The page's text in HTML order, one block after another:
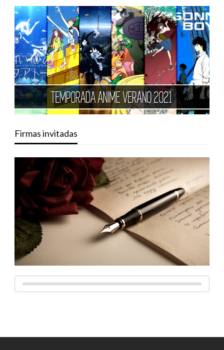
Firmas invitadas